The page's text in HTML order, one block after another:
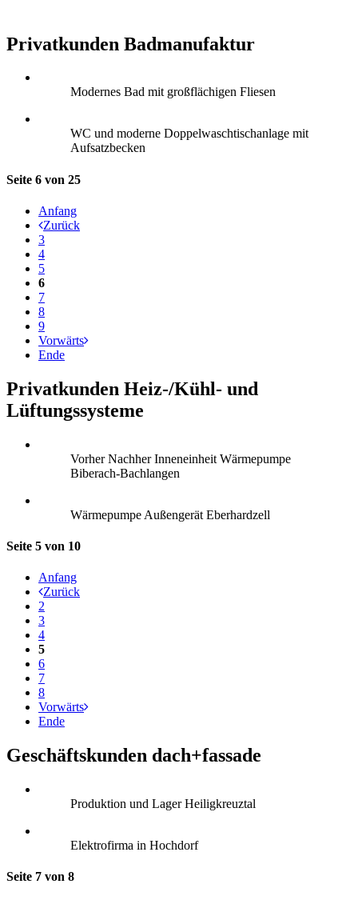
Privatkunden Badmanufaktur
Modernes Bad mit großflächigen Fliesen
WC und moderne Doppelwaschtischanlage mit
Aufsatzbecken
Seite 6 von 25
Anfang
Zurück
3
4
5
6
7
8
9
Vorwärts
Ende
Privatkunden Heiz-/Kühl- und
Lüftungssysteme
Vorher Nachher Inneneinheit Wärmepumpe
Biberach-Bachlangen
Wärmepumpe Außengerät Eberhardzell
Seite 5 von 10
Anfang
Zurück
2
3
4
5
6
7
8
Vorwärts
Ende
Geschäftskunden dach+fassade
Produktion und Lager Heiligkreuztal
Elektrofirma in Hochdorf
Seite 7 von 8